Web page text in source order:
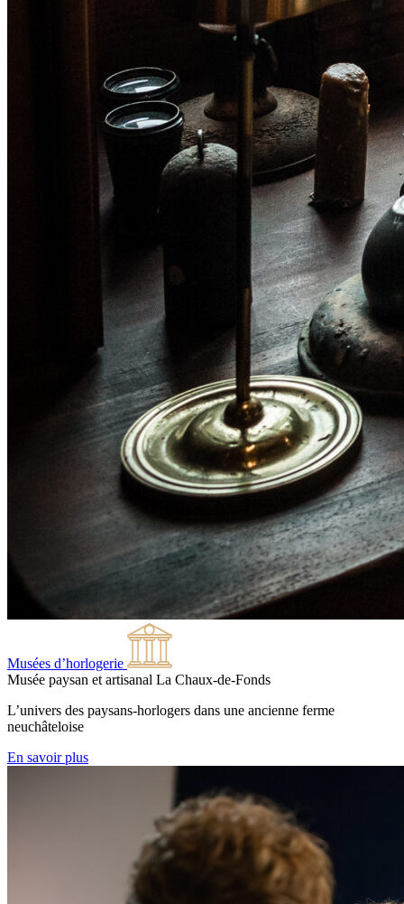
Musées d’horlogerie
Musée paysan et artisanal La Chaux-de-Fonds
L’univers des paysans-horlogers dans une ancienne ferme
neuchâteloise
En savoir plus